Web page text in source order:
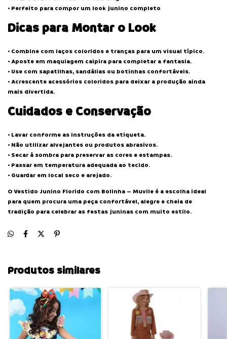
• Perfeito para compor um look junino completo
Dicas para Montar o Look
• Combine com laços coloridos e tranças para um visual típico.
• Aposte em maquiagem caipira para completar a fantasia.
• Use com sapatilhas, sandálias ou botinhas confortáveis.
• Acrescente acessórios coloridos para deixar a produção ainda
mais divertida.
Cuidados e Conservação
• Lavar conforme as instruções da etiqueta.
• Não utilizar alvejantes ou produtos abrasivos.
• Secar à sombra para preservar as cores e estampas.
• Passar em temperatura adequada ao tecido.
• Guardar em local seco e arejado.
O Vestido Junino Florido com Bolinha – Muvile é a escolha ideal
para quem procura uma peça confortável, alegre e cheia de
tradição para celebrar as festas juninas com muito estilo.
Produtos similares